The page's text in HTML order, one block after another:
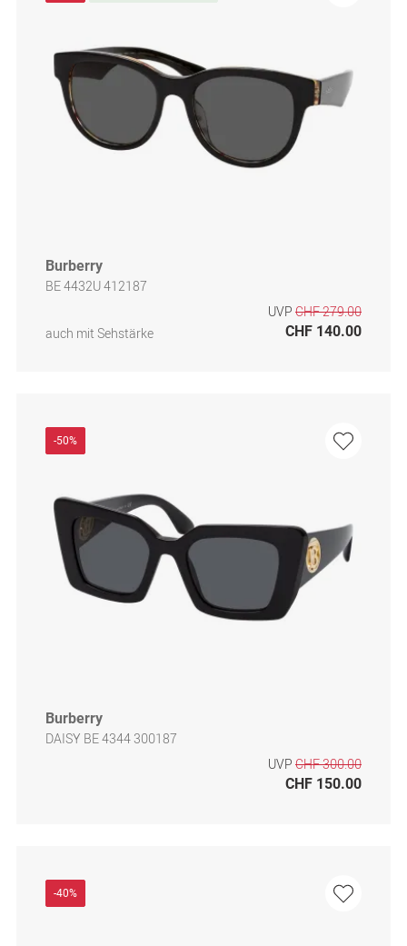
Burberry
BE 4432U 412187
auch mit Sehstärke
UVP CHF 279.00
CHF 140.00
-50%
Burberry
DAISY BE 4344 300187
UVP CHF 300.00
CHF 150.00
-40%